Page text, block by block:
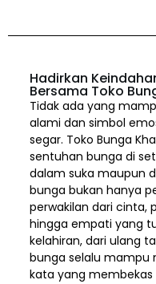
Hadirkan
Bersama Toko
Tidak ada yang
alami dan simbol
segar. Toko Bunga
sentuhan bunga di
dalam suka maupun
bunga bukan hanya
perwakilan dari cinta,
hingga empati yang
kelahiran, dari ulang
bunga selalu mampu
kata yang